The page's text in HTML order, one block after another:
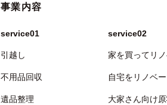
事業内容
service01
引越し
不用品回収
遺品整理
service02
家を買ってリ
自宅をリノベ
大家さん向け